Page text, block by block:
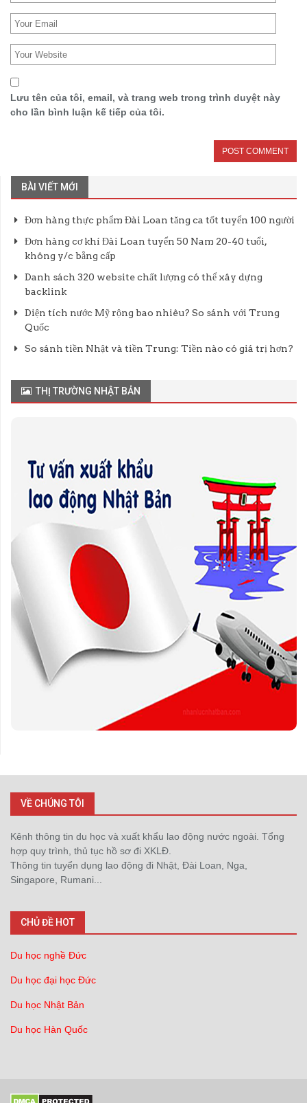
Lưu tên của tôi, email, và trang web trong trình duyệt này
cho lần bình luận kế tiếp của tôi.
BÀI VIẾT MỚI
Đơn hàng thực phẩm Đài Loan tăng ca tốt tuyển 100 người
Đơn hàng cơ khí Đài Loan tuyển 50 Nam 20-40 tuổi,
không y/c bằng cấp
Danh sách 320 website chất lượng có thể xây dựng
backlink
Diện tích nước Mỹ rộng bao nhiêu? So sánh với Trung
Quốc
So sánh tiền Nhật và tiền Trung: Tiền nào có giá trị hơn?
THỊ TRƯỜNG NHẬT BẢN
VỀ CHÚNG TÔI
Kênh thông tin du học và xuất khẩu lao động nước ngoài. Tổng
hợp quy trình, thủ tục hồ sơ đi XKLĐ.
Thông tin tuyển dụng lao động đi Nhật, Đài Loan, Nga,
Singapore, Rumani...
CHỦ ĐỀ HOT
Du học nghề Đức
Du học đại học Đức
Du học Nhật Bản
Du học Hàn Quốc